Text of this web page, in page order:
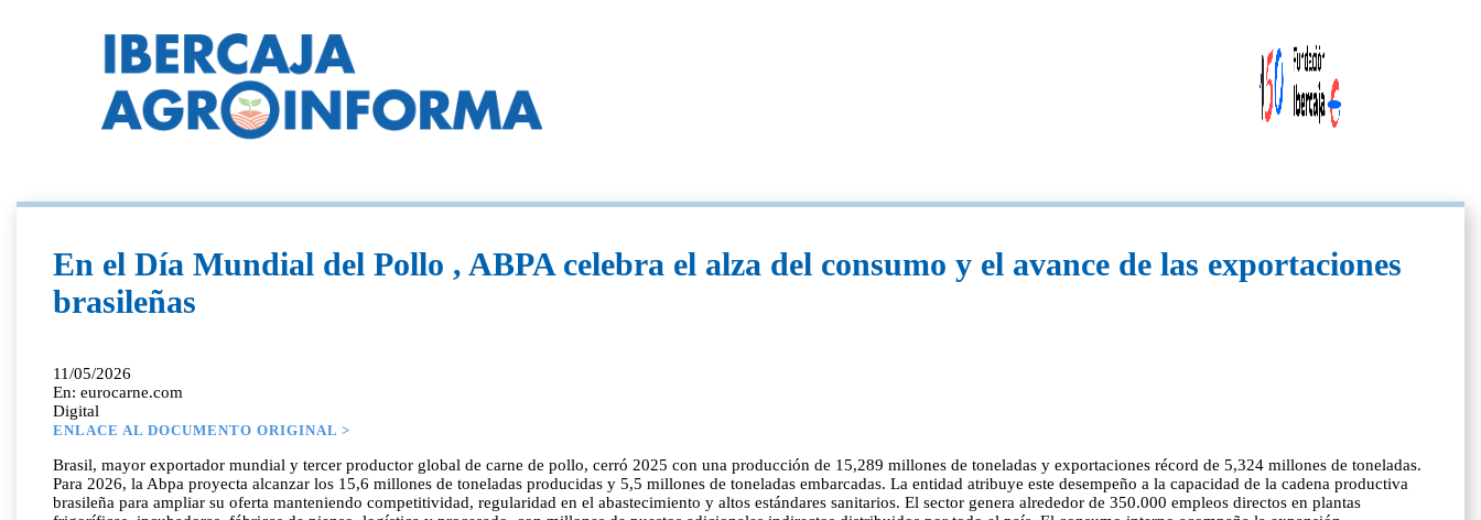
En el Día Mundial del Pollo , ABPA celebra el alza del consumo y el avance de las exportaciones
brasileñas
11/05/2026
En: eurocarne.com
Digital
ENLACE AL DOCUMENTO ORIGINAL >
Brasil, mayor exportador mundial y tercer productor global de carne de pollo, cerró 2025 con una producción de 15,289 millones de toneladas y exportaciones récord de 5,324 millones de toneladas.
Para 2026, la Abpa proyecta alcanzar los 15,6 millones de toneladas producidas y 5,5 millones de toneladas embarcadas. La entidad atribuye este desempeño a la capacidad de la cadena productiva
brasileña para ampliar su oferta manteniendo competitividad, regularidad en el abastecimiento y altos estándares sanitarios. El sector genera alrededor de 350.000 empleos directos en plantas